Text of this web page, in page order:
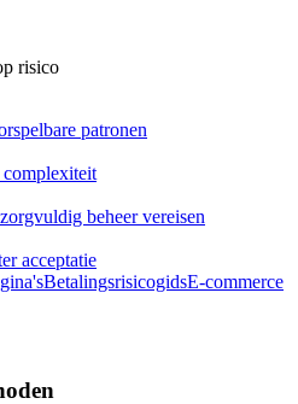
risico
patronen
beheer vereisen
acceptatie
BetalingsrisicogidsE-commerce